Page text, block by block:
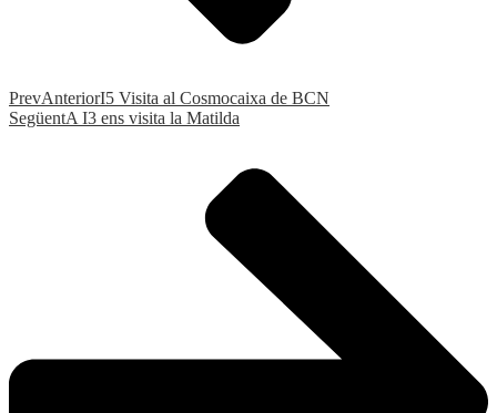
PrevAnteriorI5 Visita al Cosmocaixa de BCN
SegüentA I3 ens visita la Matilda